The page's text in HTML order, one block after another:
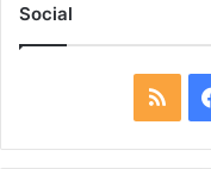
Social
S